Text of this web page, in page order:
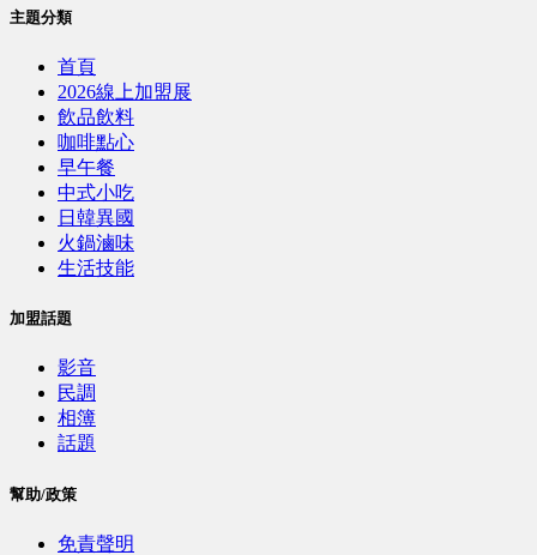
主題分類
首頁
2026線上加盟展
飲品飲料
咖啡點心
早午餐
中式小吃
日韓異國
火鍋滷味
生活技能
加盟話題
影音
民調
相簿
話題
幫助/政策
免責聲明